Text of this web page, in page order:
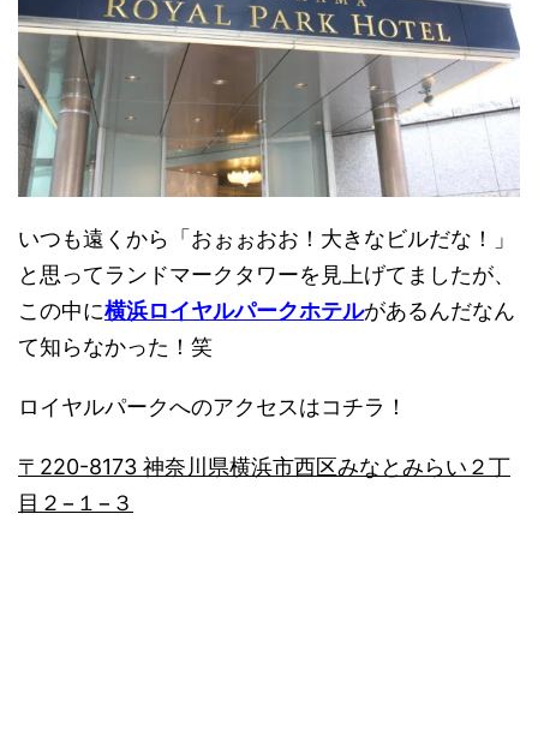
いつも遠くから「おぉぉおお！大きなビルだな！」
と思ってランドマークタワーを見上げてましたが、
この中に横浜ロイヤルパークホテルがあるんだなん
て知らなかった！笑
ロイヤルパークへのアクセスはコチラ！
〒220-8173 神奈川県横浜市西区みなとみらい２丁
目２−１−３